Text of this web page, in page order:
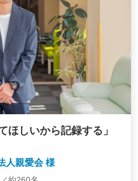
ほしいから記録する」
人親愛会 様